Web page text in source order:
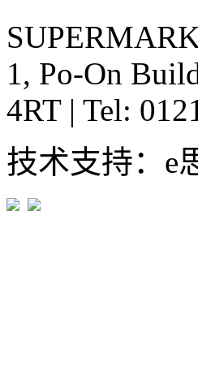
1, Po-On
4RT | Tel:
技术支持：e